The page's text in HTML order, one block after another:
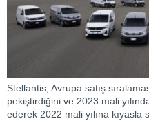
Stellantis, Avrupa satış
pekiştirdiğini ve 2023 mali
ederek 2022 mali yılına kıyasla